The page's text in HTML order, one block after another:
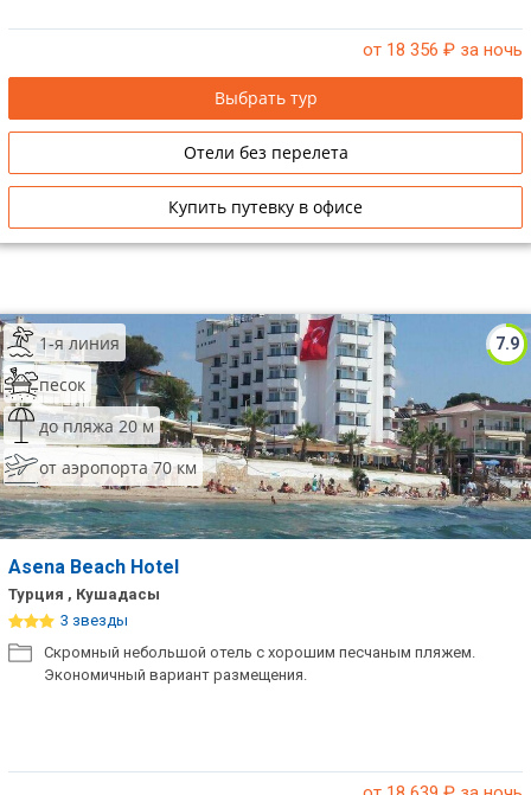
от 18 356 ₽ за ночь
Выбрать тур
Отели без перелета
Купить путевку в офисе
7.9
1-я линия
песок
до пляжа 20 м
от аэропорта 70 км
Asena Beach Hotel
Турция , Кушадасы
3 звезды
Скромный небольшой отель с хорошим песчаным пляжем.
Экономичный вариант размещения.